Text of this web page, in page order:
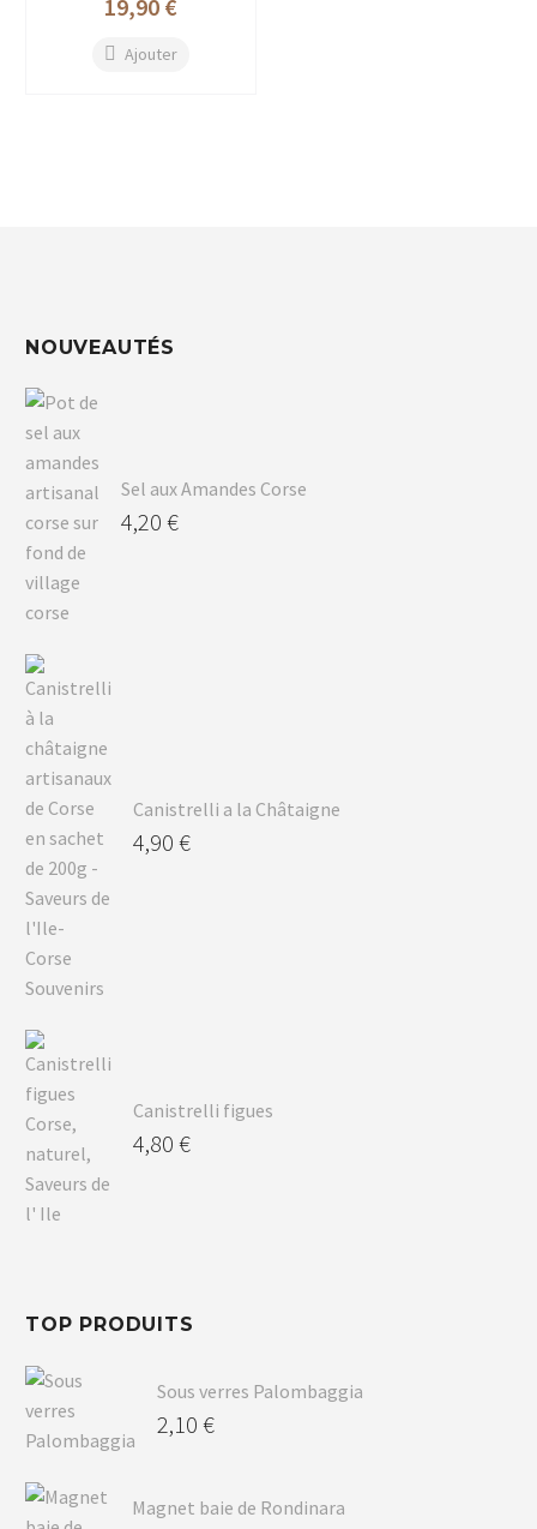
19,90 €
Ajouter
NOUVEAUTÉS
Sel aux Amandes Corse
4,20 €
Canistrelli a la Châtaigne
4,90 €
Canistrelli figues
4,80 €
TOP PRODUITS
Sous verres Palombaggia
2,10 €
Magnet baie de Rondinara